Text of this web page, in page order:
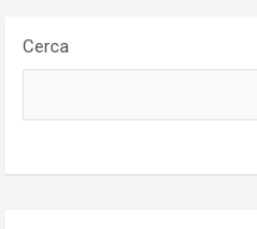
Cerca